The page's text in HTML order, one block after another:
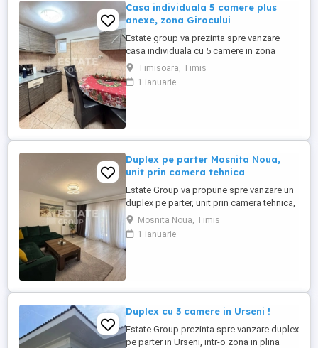
Casa individuala 5 camere plus
anexe, zona Girocului
Estate group va prezinta spre vanzare
casa individuala cu 5 camere in zona
Girocului. Locuinta este amplasata intr-o
zona linistita, intre blocuri, aproape de
scoli, gradinite, parcuri si centre
Timisoara, Timis
1 ianuarie
Duplex pe parter Mosnita Noua,
unit prin camera tehnica
Estate Group va propune spre vanzare un
duplex pe parter, unit prin camera tehnica,
situat in Mosnita Noua, ideala pentru cei
care apreciaza confortul unui camin bine
construit. Imobilul este amplasat pe un
Mosnita Noua, Timis
1 ianuarie
Duplex cu 3 camere in Urseni !
Estate Group prezinta spre vanzare duplex
pe parter in Urseni, intr-o zona in plina